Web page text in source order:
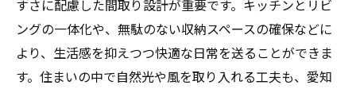
すさに配慮した間取り設計が重要です。キッチンとリビ
ングの一体化や、無駄のない収納スペースの確保などに
より、生活感を抑えつつ快適な日常を送ることができま
す。住まいの中で自然光や風を取り入れる工夫も、愛知